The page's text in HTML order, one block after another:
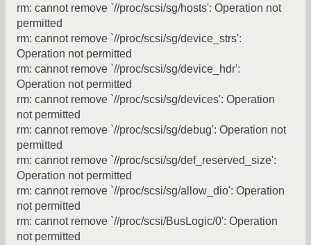
rm: cannot remove `//proc/scsi/sg/hosts': Operation not
permitted
rm: cannot remove `//proc/scsi/sg/device_strs':
Operation not permitted
rm: cannot remove `//proc/scsi/sg/device_hdr':
Operation not permitted
rm: cannot remove `//proc/scsi/sg/devices': Operation
not permitted
rm: cannot remove `//proc/scsi/sg/debug': Operation not
permitted
rm: cannot remove `//proc/scsi/sg/def_reserved_size':
Operation not permitted
rm: cannot remove `//proc/scsi/sg/allow_dio': Operation
not permitted
rm: cannot remove `//proc/scsi/BusLogic/0': Operation
not permitted